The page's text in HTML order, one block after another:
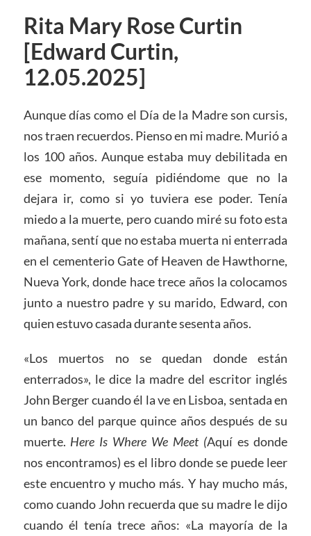
Rita Mary Rose Curtin
[Edward Curtin,
12.05.2025]
Aunque días como el Día de la Madre son cursis,
nos traen recuerdos. Pienso en mi madre. Murió a
los 100 años. Aunque estaba muy debilitada en
ese momento, seguía pidiéndome que no la
dejara ir, como si yo tuviera ese poder. Tenía
miedo a la muerte, pero cuando miré su foto esta
mañana, sentí que no estaba muerta ni enterrada
en el cementerio Gate of Heaven de Hawthorne,
Nueva York, donde hace trece años la colocamos
junto a nuestro padre y su marido, Edward, con
quien estuvo casada durante sesenta años.
«Los muertos no se quedan donde están
enterrados», le dice la madre del escritor inglés
John Berger cuando él la ve en Lisboa, sentada en
un banco del parque quince años después de su
muerte. Here Is Where We Meet (Aquí es donde
nos encontramos) es el libro donde se puede leer
este encuentro y mucho más. Y hay mucho más,
como cuando John recuerda que su madre le dijo
cuando él tenía trece años: «La mayoría de la